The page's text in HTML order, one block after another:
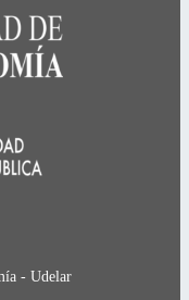
- Udelar